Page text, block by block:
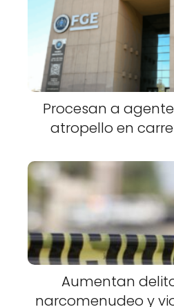
Procesan a
atropello en
Aumentan
narcomenudeo y